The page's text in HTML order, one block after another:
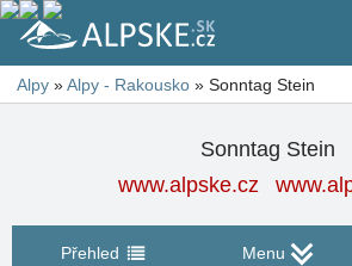
Alpy »Alpy - Rakousko » Sonntag Stein
Sonntag Stein
www.alpske.cz
Přehled Menu